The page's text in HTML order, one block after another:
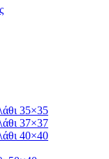
35×35
37×37
40×40